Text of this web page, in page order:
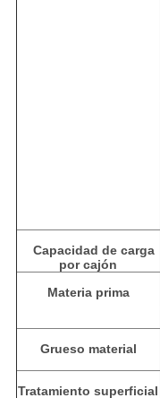
Capacidad de carga
por cajón
Materia prima
Grueso material
Tratamiento superficial